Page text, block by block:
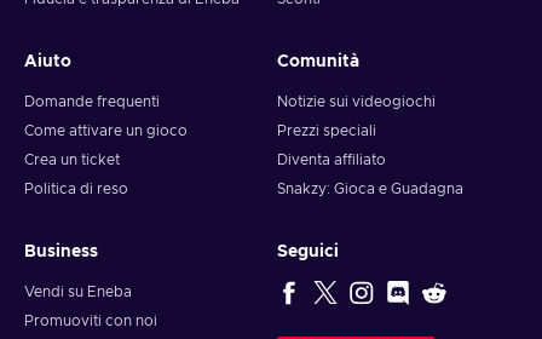
Aiuto
Domande frequenti
Come attivare un gioco
Crea un ticket
Politica di reso
Comunità
Notizie sui videogiochi
Prezzi speciali
Diventa affiliato
Snakzy: Gioca e Guadagna
Business
Vendi su Eneba
Promuoviti con noi
Seguici